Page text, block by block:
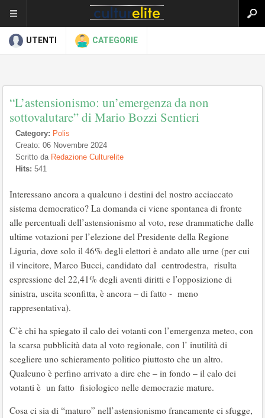
UTENTI CATEGORIE
“L’astensionismo: un’emergenza da non
sottovalutare” di Mario Bozzi Sentieri
Category: Polis
Creato: 06 Novembre 2024
Scritto da Redazione Culturelite
Hits: 541
Interessano ancora a qualcuno i destini del nostro acciaccato
sistema democratico? La domanda ci viene spontanea di fronte
alle percentuali dell’astensionismo al voto, rese drammatiche dalle
ultime votazioni per l’elezione del Presidente della Regione
Liguria, dove solo il 46% degli elettori è andato alle urne (per cui
il vincitore, Marco Bucci, candidato dal centrodestra, risulta
espressione del 22,41% degli aventi diritti e l’opposizione di
sinistra, uscita sconfitta, è ancora – di fatto - meno
rappresentativa).
C’è chi ha spiegato il calo dei votanti con l’emergenza meteo, con
la scarsa pubblicità data al voto regionale, con l’ inutilità di
scegliere uno schieramento politico piuttosto che un altro.
Qualcuno è perfino arrivato a dire che – in fondo – il calo dei
votanti è un fatto fisiologico nelle democrazie mature.
Cosa ci sia di “maturo” nell’astensionismo francamente ci sfugge,